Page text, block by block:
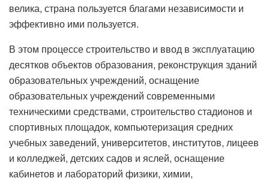
велика, страна пользуется благами независимости и
эффективно ими пользуется.
В этом процессе строительство и ввод в эксплуатацию
десятков объектов образования, реконструкция зданий
образовательных учреждений, оснащение
образовательных учреждений современными
техническими средствами, строительство стадионов и
спортивных площадок, компьютеризация средних
учебных заведений, университетов, институтов, лицеев
и колледжей, детских садов и яслей, оснащение
кабинетов и лабораторий физики, химии,